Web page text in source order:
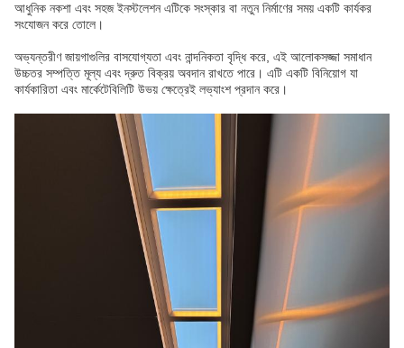
আধুনিক নকশা এবং সহজ ইনস্টলেশন এটিকে সংস্কার বা নতুন নির্মাণের সময় একটি কার্যকর
সংযোজন করে তোলে।
অভ্যন্তরীণ জায়গাগুলির বাসযোগ্যতা এবং নান্দনিকতা বৃদ্ধি করে, এই আলোকসজ্জা সমাধান
উচ্চতর সম্পত্তি মূল্য এবং দ্রুত বিক্রয় অবদান রাখতে পারে। এটি একটি বিনিয়োগ যা
কার্যকারিতা এবং মার্কেটেবিলিটি উভয় ক্ষেত্রেই লভ্যাংশ প্রদান করে।